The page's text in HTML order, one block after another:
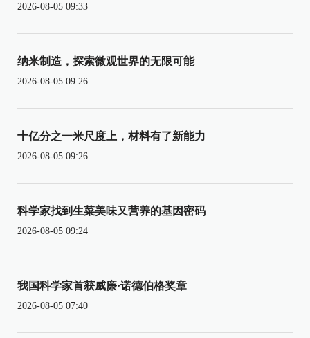
2026-08-05 09:33
纳米制造，探索微观世界的无限可能
2026-08-05 09:26
十亿分之一米尺度上，材料有了新能力
2026-08-05 09:26
科学家找到生菜美味又营养的基因密码
2026-08-05 09:24
我国科学家首获威廉·诺德伯格奖章
2026-08-05 07:40